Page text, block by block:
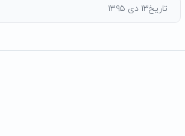
تاریخ۱۳ دی ۱۳۹۵